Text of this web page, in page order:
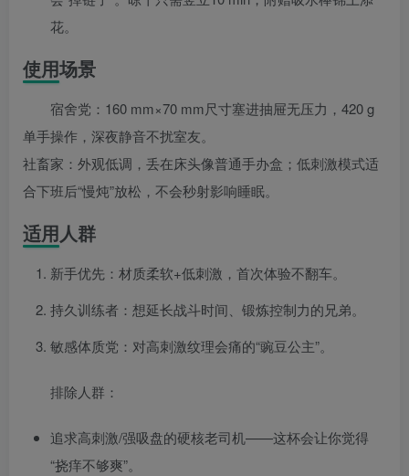
花。
使用场景
宿舍党：160 mm×70 mm尺寸塞进抽屉无压力，420 g
单手操作，深夜静音不扰室友。
社畜家：外观低调，丢在床头像普通手办盒；低刺激模式适
合下班后“慢炖”放松，不会秒射影响睡眠。
适用人群
新手优先：材质柔软+低刺激，首次体验不翻车。
持久训练者：想延长战斗时间、锻炼控制力的兄弟。
敏感体质党：对高刺激纹理会痛的“豌豆公主”。
排除人群：
追求高刺激/强吸盘的硬核老司机——这杯会让你觉得
“挠痒不够爽”。